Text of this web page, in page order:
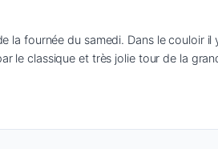
fournée du samedi. Dans le couloir
le classique et très jolie tour de la